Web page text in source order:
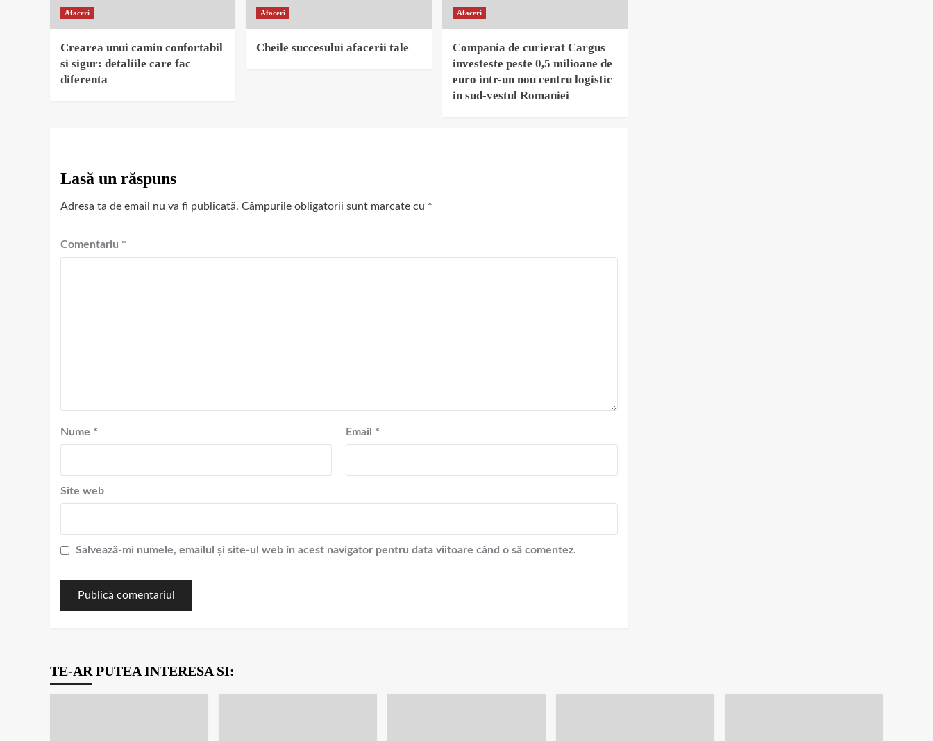
Afaceri
Crearea unui camin confortabil
si sigur: detaliile care fac
diferenta
Afaceri
Cheile succesului afacerii tale
Afaceri
Compania de curierat Cargus
investeste peste 0,5 milioane de
euro intr-un nou centru logistic
in sud-vestul Romaniei
Lasă un răspuns
Adresa ta de email nu va fi publicată. Câmpurile obligatorii sunt marcate cu *
Comentariu *
Nume * Email *
Site web
Salvează-mi numele, emailul și site-ul web în acest navigator pentru data viitoare când o să comentez.
TE-AR PUTEA INTERESA SI: